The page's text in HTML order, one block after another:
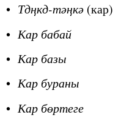
• Тдңкд-тәңкә (кар)
•Кар бабай
•Кар базы
•Кар бураны
•Кар бөртеге